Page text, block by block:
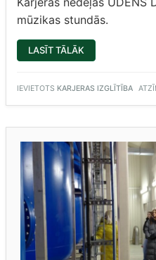
mūzikas stundās.
LASĪT TĀLĀK
DIENA
IEVIETOTS KARJERAS IZGLĪTĪBA